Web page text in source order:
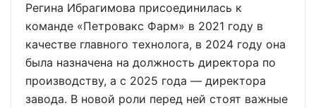
Регина Ибрагимова присоединилась к
команде «Петровакс Фарм» в 2021 году в
качестве главного технолога, в 2024 году она
была назначена на должность директора по
производству, а с 2025 года — директора
завода. В новой роли перед ней стоят важные